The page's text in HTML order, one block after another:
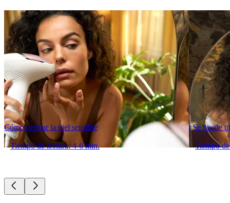
Cómo depilar la piel sensible
Tiempo de lectura: 4-6 min.
¿Se puede
Tiempo